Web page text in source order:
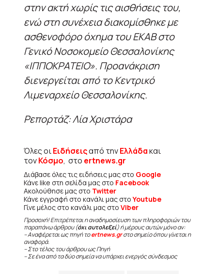
στην ακτή χωρίς τις αισθήσεις του,
ενώ στη συνέχεια διακομίσθηκε με
ασθενοφόρο όχημα του ΕΚΑΒ στο
Γενικό Νοσοκομείο Θεσσαλονίκης
«ΙΠΠΟΚΡΑΤΕΙΟ». Προανάκριση
διενεργείται από το Κεντρικό
Λιμεναρχείο Θεσσαλονίκης.
Ρεπορτάζ: Λία Χριστάρα
Όλες οιΕιδήσειςαπό τηνΕλλάδακαι
τονΚόσμο, στο ertnews.gr
Διάβασε όλες τις ειδήσεις μας στο Google
Κάνε like στη σελίδα μας στο Facebook
Ακολούθησε μας στο Twitter
Κάνε εγγραφή στο κανάλι μας στοYoutube
Γίνε μέλος στο κανάλι μας στο Viber
Προσοχή! Επιτρέπεται η αναδημοσίευση των πληροφοριών του
παραπάνω άρθρου (όχι αυτολεξεί) ή μέρους αυτών μόνο αν:
– Αναφέρεται ως πηγή τοertnews.grστο σημείο όπου γίνεται η
αναφορά.
– Στο τέλος του άρθρου ως Πηγή
– Σε ένα από τα δύο σημεία να υπάρχει ενεργός σύνδεσμος